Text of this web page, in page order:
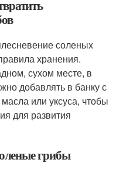
соленых
хранения.
сухом месте, в
добавлять в банку с
или уксуса, чтобы
для развития
грибы